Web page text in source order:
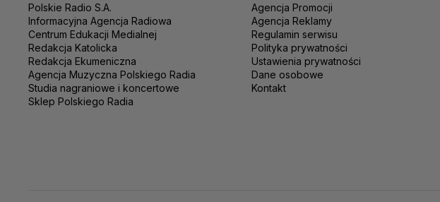
Polskie Radio S.A.
Informacyjna Agencja Radiowa
Centrum Edukacji Medialnej
Redakcja Katolicka
Redakcja Ekumeniczna
Agencja Muzyczna Polskiego Radia
Studia nagraniowe i koncertowe
Sklep Polskiego Radia
Agencja Promocji
Agencja Reklamy
Regulamin serwisu
Polityka prywatności
Ustawienia prywatności
Dane osobowe
Kontakt